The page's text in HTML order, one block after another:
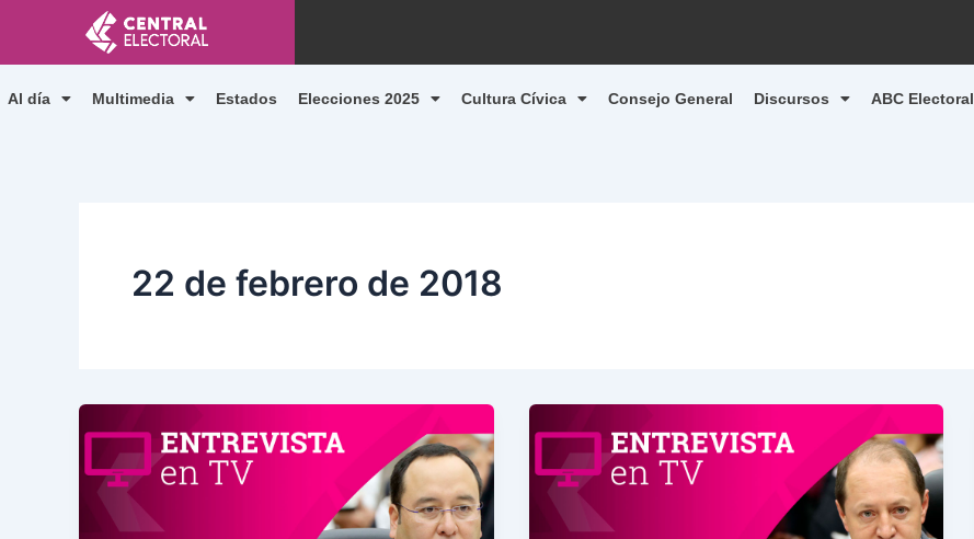
contenido
Al día Multimedia Estados Elecciones 2025 Cultura Cívica Consejo General Discursos ABC Electoral
22 de febrero de 2018